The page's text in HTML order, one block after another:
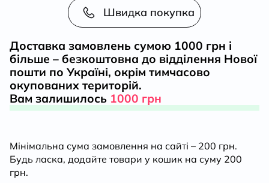
Третє
видання
(перекл.
з
кількість
Швидка покупка
Доставка замовлень сумою 1000 грн і
більше – безкоштовна до відділення Нової
пошти по Україні, окрім тимчасово
окупованих територій.
Вам залишилось 1000 грн
Мінімальна сума замовлення на сайті – 200 грн.
Будь ласка, додайте товари у кошик на суму 200
грн.